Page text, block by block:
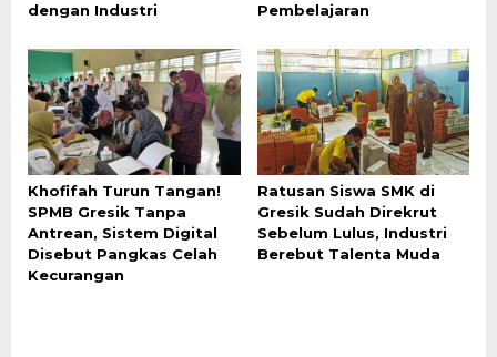
dengan Industri
Pembelajaran
Khofifah Turun Tangan!
SPMB Gresik Tanpa
Antrean, Sistem Digital
Disebut Pangkas Celah
Kecurangan
Ratusan Siswa SMK di
Gresik Sudah Direkrut
Sebelum Lulus, Industri
Berebut Talenta Muda